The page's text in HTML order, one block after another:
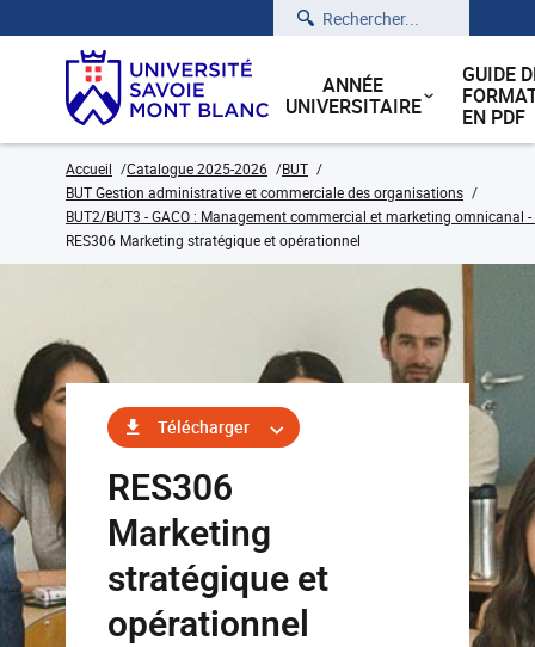
Rechercher
ANNÉE
UNIVERSITAIRE
GUIDE
EN PDF
Accueil Catalogue 2025-2026
BUT
BUT Gestion administrative et commerciale des organisations
BUT2/BUT3 - GACO : Management commercial et marketing omnicanal
RES306 Marketing stratégique et opérationnel
Télécharger
RES306
Marketing
stratégique et
opérationnel